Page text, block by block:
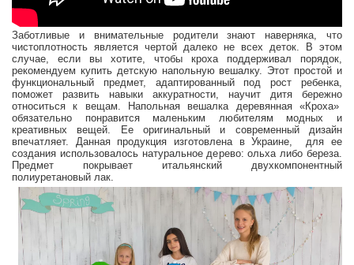
Заботливые и внимательные родители знают наверняка, что
чистоплотность является чертой далеко не всех деток. В этом
случае, если вы хотите, чтобы кроха поддерживал порядок,
рекомендуем купить детскую напольную вешалку. Этот простой и
функциональный предмет, адаптированный под рост ребенка,
поможет развить навыки аккуратности, научит дитя бережно
относиться к вещам. Напольная вешалка деревянная «Кроха»
обязательно понравится маленьким любителям модных и
креативных вещей. Ее оригинальный и современный дизайн
впечатляет. Данная продукция изготовлена в Украине, для ее
создания использовалось натуральное дерево: ольха либо береза.
Предмет покрывает итальянский двухкомпонентный
полиуретановый лак.